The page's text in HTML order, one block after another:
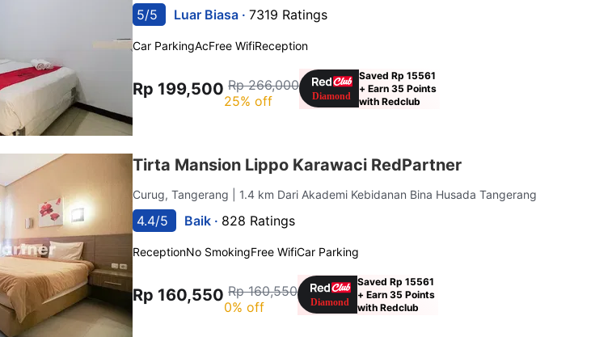
5/5 Luar Biasa ·7319 Ratings
Car ParkingAcFree WifiReception
Rp 199,500 Rp 266,000
25% off
Saved Rp 15561
+ Earn 35 Points
with Redclub
Tirta Mansion Lippo Karawaci RedPartner
Curug, Tangerang | 1.4 km Dari Akademi Kebidanan Bina Husada Tangerang
4.4/5 Baik · 828 Ratings
ReceptionNo SmokingFree WifiCar Parking
Rp 160,550 Rp 160,550
0% off
Saved Rp 15561
+ Earn 35 Points
with Redclub